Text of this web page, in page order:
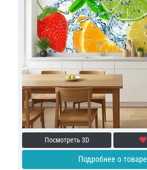
Посмотреть 3D
Подробнее о товаре